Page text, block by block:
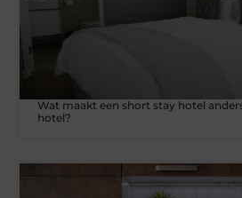
Wat maakt een short stay hotel
hotel?